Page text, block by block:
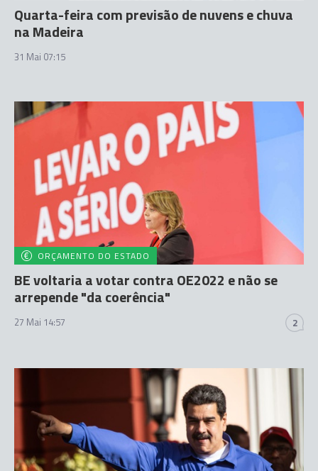
Quarta-feira com previsão de nuvens e chuva
na Madeira
31 Mai 07:15
ORÇAMENTO DO ESTADO
BE voltaria a votar contra OE2022 e não se
arrepende "da coerência"
27 Mai 14:57 2